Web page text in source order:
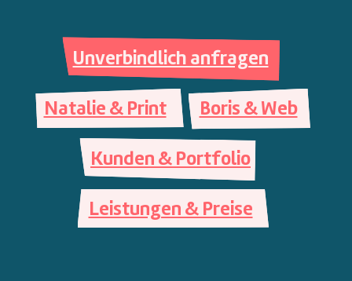
Unverbindlich anfragen
Natalie & Print Boris & Web
Kunden & Portfolio
Leistungen & Preise